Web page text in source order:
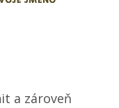
a zároveň